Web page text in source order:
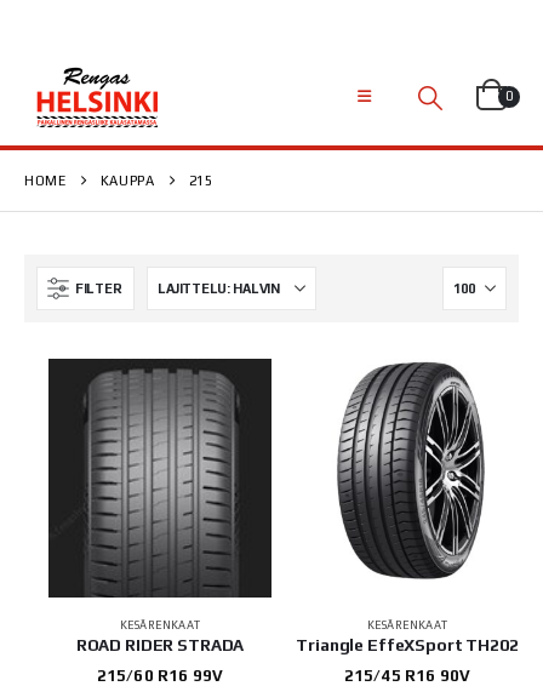
0
HOME KAUPPA 215
FILTER
KESÄRENKAAT
ROAD RIDER STRADA
215/60 R16 99V
KESÄRENKAAT
Triangle EffeXSport TH202
215/45 R16 90V